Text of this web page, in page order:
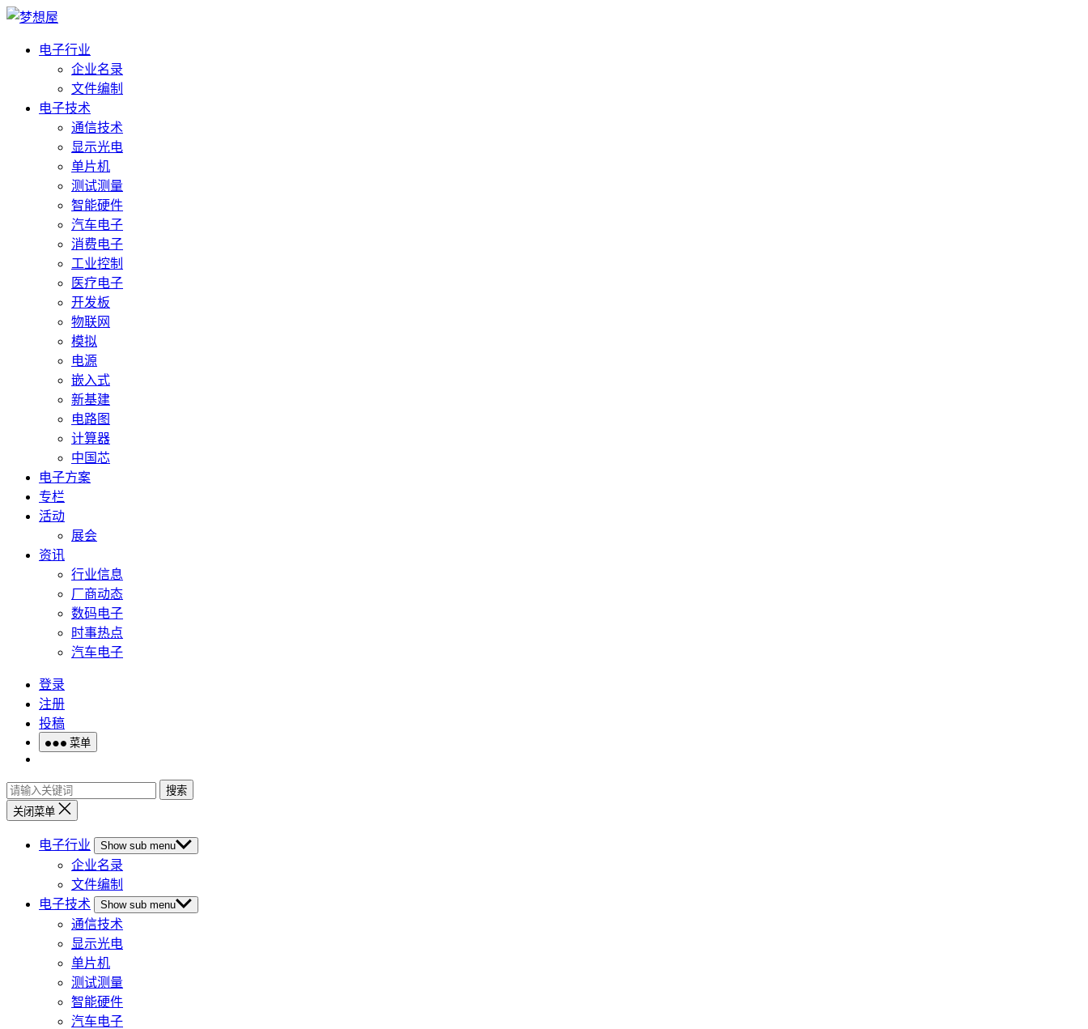
电子行业
企业名录
文件编制
电子技术
通信技术
显示光电
单片机
测试测量
智能硬件
汽车电子
消费电子
工业控制
医疗电子
开发板
物联网
模拟
电源
嵌入式
新基建
电路图
计算器
中国芯
电子方案
专栏
活动
展会
资讯
行业信息
厂商动态
数码电子
时事热点
汽车电子
登录
注册
投稿
菜单
搜索
关闭菜单
电子行业 Show sub menu
企业名录
文件编制
电子技术
Show sub menu
通信技术
显示光电
单片机
测试测量
智能硬件
汽车电子